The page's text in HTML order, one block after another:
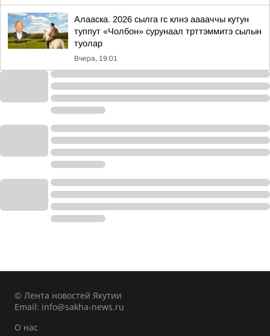
Алааска. 2026 сылга гс клнэ ааааччы кутун
туппут «Чолбон» сурунаал трттэммитэ сылын
туолар
Вчера, 19:01
© Лента новостей Якутии
Email: info@sakha-news.ru
О нас